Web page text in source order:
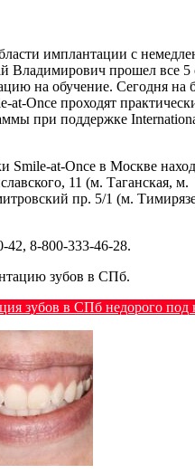
имплантации с
Владимирович прошел все 5
на обучение. Сегодня на
at-Once проходят
при поддержке
Smile-at-Once в Москве
11 (м. Таганская, м.
пр. 5/1 (м.
42, 8-800-333-46-28.
зубов в СПб.
зубов в СПб недорого под